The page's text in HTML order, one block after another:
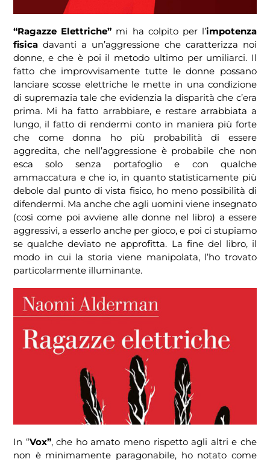
“Ragazze Elettriche” mi ha colpito per l’impotenza
fisica davanti a un’aggressione che caratterizza noi
donne, e che è poi il metodo ultimo per umiliarci. Il
fatto che improvvisamente tutte le donne possano
lanciare scosse elettriche le mette in una condizione
di supremazia tale che evidenzia la disparità che c’era
prima. Mi ha fatto arrabbiare, e restare arrabbiata a
lungo, il fatto di rendermi conto in maniera più forte
che come donna ho più probabilità di essere
aggredita, che nell’aggressione è probabile che non
esca solo senza portafoglio e con qualche
ammaccatura e che io, in quanto statisticamente più
debole dal punto di vista fisico, ho meno possibilità di
difendermi. Ma anche che agli uomini viene insegnato
(così come poi avviene alle donne nel libro) a essere
aggressivi, a esserlo anche per gioco, e poi ci stupiamo
se qualche deviato ne approfitta. La fine del libro, il
modo in cui la storia viene manipolata, l’ho trovato
particolarmente illuminante.
In “Vox”, che ho amato meno rispetto agli altri e che
non è minimamente paragonabile, ho notato come